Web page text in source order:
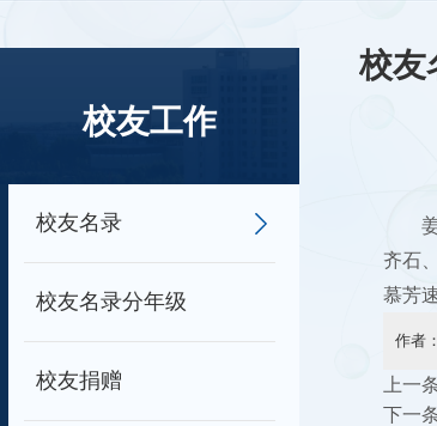
校友工作
校友名录
校友名录分年级
校友捐赠
校友
齐石
慕芳
作者
上一
下一